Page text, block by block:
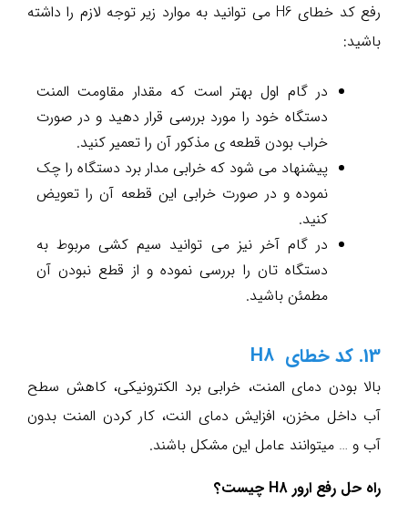
رفع کد خطای H6 می توانید به موارد زیر توجه لازم را داشته
باشید:
در گام اول بهتر است که مقدار مقاومت المنت
دستگاه خود را مورد بررسی قرار دهید و در صورت
خراب بودن قطعه ی مذکور آن را تعمیر کنید.
پیشنهاد می شود که خرابی مدار برد دستگاه را چک
نموده و در صورت خرابی این قطعه آن را تعویض
کنید.
در گام آخر نیز می توانید سیم کشی مربوط به
دستگاه تان را بررسی نموده و از قطع نبودن آن
مطمئن باشید.
13. کد خطای H8
بالا بودن دمای المنت، خرابی برد الکترونیکی، کاهش سطح
آب داخل مخزن، افزایش دمای النت، کار کردن المنت بدون
آب و … میتوانند عامل این مشکل باشند.
راه حل رفع ارور H8 چیست؟